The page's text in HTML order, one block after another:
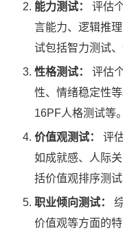
能力测试：
评估
言能力、逻辑推
试包括智力测试
性格测试：
评估
性、情绪稳定性
16PF人格测试等。
价值观测试：
评
如成就感、人际
括价值观排序测
职业倾向测试：
价值观等方面的